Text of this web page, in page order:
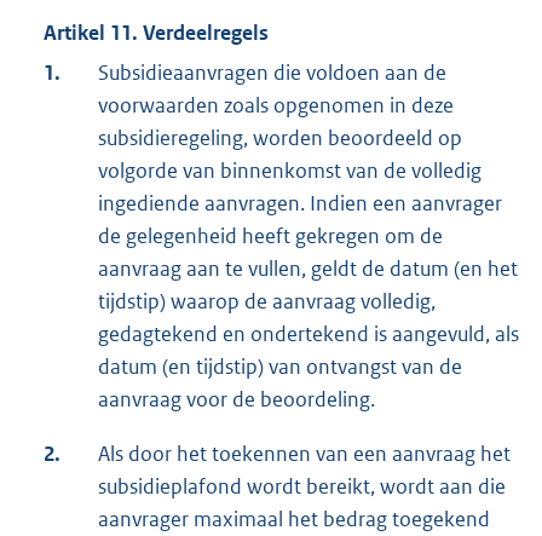
Artikel 11. Verdeelregels
1.
Subsidieaanvragen die voldoen aan de
voorwaarden zoals opgenomen in deze
subsidieregeling, worden beoordeeld op
volgorde van binnenkomst van de volledig
ingediende aanvragen. Indien een aanvrager
de gelegenheid heeft gekregen om de
aanvraag aan te vullen, geldt de datum (en het
tijdstip) waarop de aanvraag volledig,
gedagtekend en ondertekend is aangevuld, als
datum (en tijdstip) van ontvangst van de
aanvraag voor de beoordeling.
2.
Als door het toekennen van een aanvraag het
subsidieplafond wordt bereikt, wordt aan die
aanvrager maximaal het bedrag toegekend